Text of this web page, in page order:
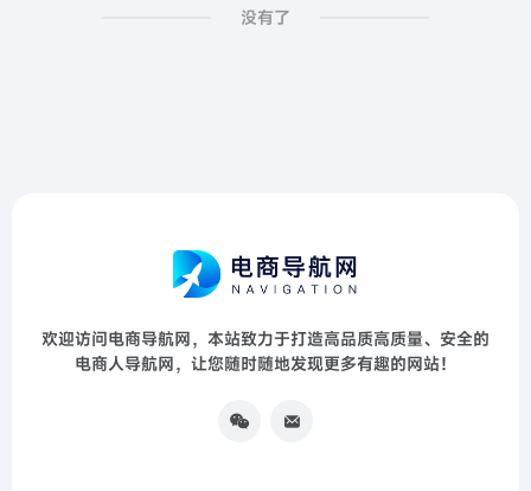
没有了
欢迎访问电商导航网，本站致力于打造高品质高质量、安全的
电商人导航网，让您随时随地发现更多有趣的网站！